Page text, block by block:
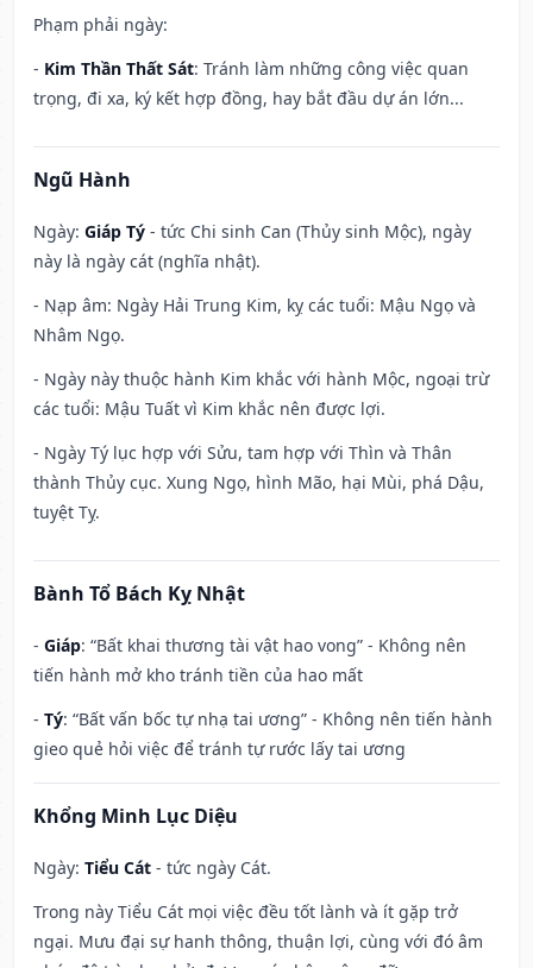
Phạm phải ngày:
- Kim Thần Thất Sát: Tránh làm những công việc quan
trọng, đi xa, ký kết hợp đồng, hay bắt đầu dự án lớn...
Ngũ Hành
Ngày: Giáp Tý - tức Chi sinh Can (Thủy sinh Mộc), ngày
này là ngày cát (nghĩa nhật).
- Nạp âm: Ngày Hải Trung Kim, kỵ các tuổi: Mậu Ngọ và
Nhâm Ngọ.
- Ngày này thuộc hành Kim khắc với hành Mộc, ngoại trừ
các tuổi: Mậu Tuất vì Kim khắc nên được lợi.
- Ngày Tý lục hợp với Sửu, tam hợp với Thìn và Thân
thành Thủy cục. Xung Ngọ, hình Mão, hại Mùi, phá Dậu,
tuyệt Tỵ.
Bành Tổ Bách Kỵ Nhật
- Giáp: “Bất khai thương tài vật hao vong” - Không nên
tiến hành mở kho tránh tiền của hao mất
- Tý: “Bất vấn bốc tự nhạ tai ương” - Không nên tiến hành
gieo quẻ hỏi việc để tránh tự rước lấy tai ương
Khổng Minh Lục Diệu
Ngày: Tiểu Cát - tức ngày Cát.
Trong này Tiểu Cát mọi việc đều tốt lành và ít gặp trở
ngại. Mưu đại sự hanh thông, thuận lợi, cùng với đó âm